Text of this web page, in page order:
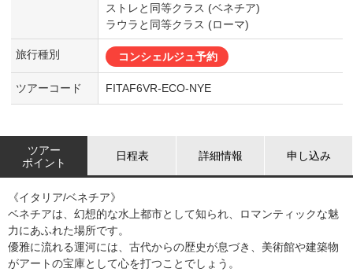
ストレと同等クラス (ベネチア)
ラウラと同等クラス (ローマ)
旅行種別 コンシェルジュ予約
ツアーコード FITAF6VR-ECO-NYE
ツアー
ポイント
日程表 詳細情報 申し込み
《イタリア/ベネチア》
ベネチアは、幻想的な水上都市として知られ、ロマンティックな魅
力にあふれた場所です。
優雅に流れる運河には、古代からの歴史が息づき、美術館や建築物
がアートの宝庫として心を打つことでしょう。